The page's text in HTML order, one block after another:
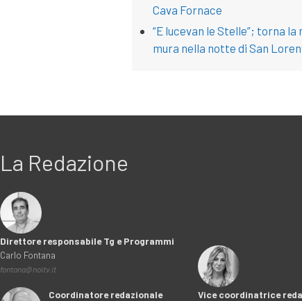
Cava Fornace
“E lucevan le Stelle”; torna la
mura nella notte di San
La Redazione
Direttore responsabile Tg e Programmi
Carlo Fontana
fontana@noitv.it
Coordinatore redazionale
Vice coordinatrice